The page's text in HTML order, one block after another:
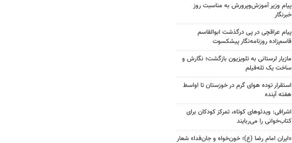
پیام وزیر آموزش‌وپرورش به مناسبت روز
خبرنگار
پیام عراقچی در پی درگذشت ابوالقاسم
قاسم‌زاده روزنامه‌نگار پیشکسوت
مازیار لرستانی به تلویزیون بازگشت؛ نگارش و
ساخت یک تله‌فیلم
استقرار توده هوای گرم در خوزستان تا اواسط
هفته آینده
اشرافی: ویدئوهای کوتاه، تمرکز کودکان برای
کتاب‌خوانی را می‌ربایند
«ایران امام رضا (ع)؛ خون‌خواه و جان‌فدا» شعار